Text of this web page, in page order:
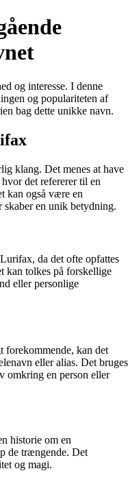
og interesse. I denne
og populariteten af
bag dette unikke navn.
klang. Det menes at have
det refererer til en
kan også være en
en unik betydning.
da det ofte opfattes
kan tolkes på forskellige
eller personlige
forekommende, kan det
eller alias. Det bruges
omkring en person eller
historie om en
de trængende. Det
og magi.